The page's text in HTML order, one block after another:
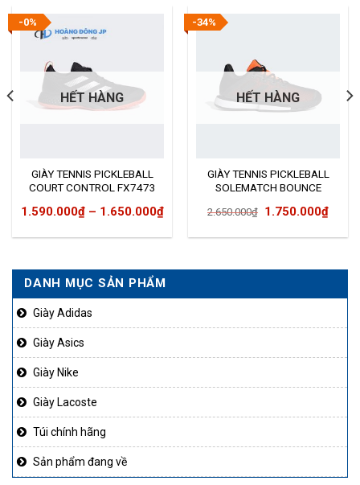
DANH MỤC SẢN PHẨM
Giày Adidas
Giày Asics
Giày Nike
Giày Lacoste
Túi chính hãng
Sản phẩm đang về
-0%
HẾT HÀNG
GIÀY TENNIS PICKLEBALL
COURT CONTROL FX7473
1.590.000₫– 1.650.000₫
-34%
HẾT HÀNG
GIÀY TENNIS PICKLEBALL
SOLEMATCH BOUNCE
2.650.000₫ Giá
2.650.000₫.
1.750.000₫Giá
là: